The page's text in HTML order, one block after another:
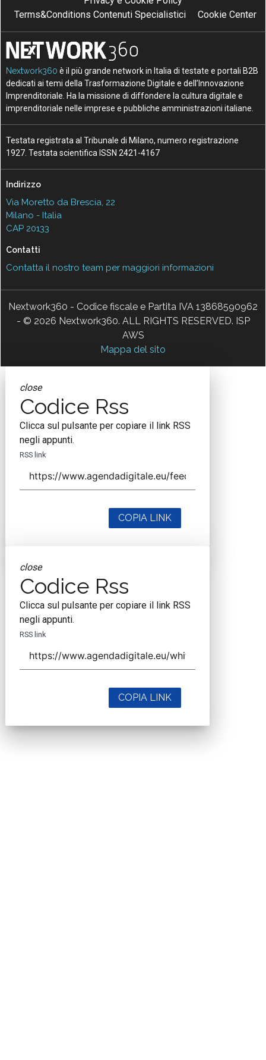
Terms&Conditions Contenuti Specialistici
Cookie Center
Nextwork360 è il più grande network in Italia di testate e portali B2B
dedicati ai temi della Trasformazione Digitale e dell’Innovazione
Imprenditoriale. Ha la missione di diffondere la cultura digitale e
imprenditoriale nelle imprese e pubbliche amministrazioni italiane.
Testata registrata al Tribunale di Milano, numero registrazione
1927. Testata scientifica ISSN 2421-4167
Indirizzo
Via Moretto da Brescia, 22
Milano - Italia
CAP 20133
Contatti
Contatta il nostro team per maggiori informazioni
Nextwork360 - Codice fiscale e Partita IVA 13868590962
- © 2026 Nextwork360. ALL RIGHTS RESERVED. ISP
AWS
Mappa del sito
close
Codice Rss
Clicca sul pulsante per copiare il link RSS
negli appunti.
RSS link
COPIA LINK
close
Codice Rss
Clicca sul pulsante per copiare il link RSS
negli appunti.
RSS link
COPIA LINK